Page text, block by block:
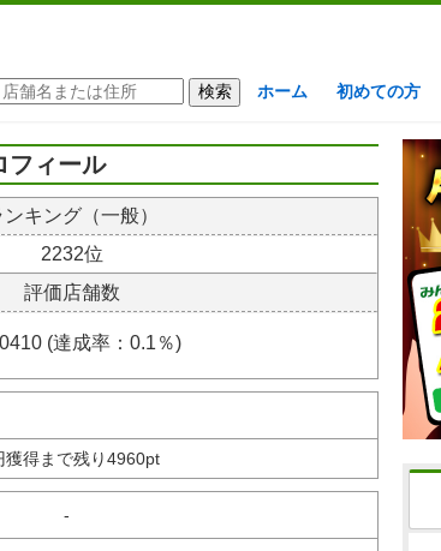
ホーム 初めての方
フィール
ンキング（一般）
2232位
評価店舗数
(達成率：0.1％)
獲得まで残り4960pt
-